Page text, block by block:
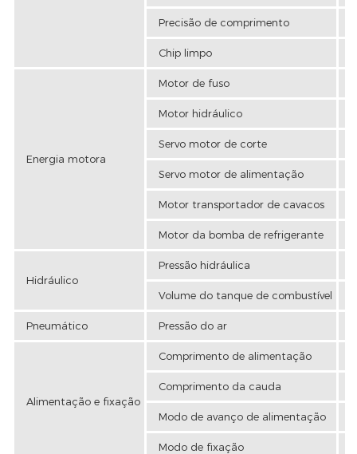
Precisão de comprimento
Chip limpo
Energia motora
Motor de fuso
Motor hidráulico
Servo motor de corte
Servo motor de alimentação
Motor transportador de cavacos
Motor da bomba de refrigerante
Hidráulico
Pressão hidráulica
Volume do tanque de combustível
Pneumático Pressão do ar
Alimentação e fixação
Comprimento de alimentação
Comprimento da cauda
Modo de avanço de alimentação
Modo de fixação